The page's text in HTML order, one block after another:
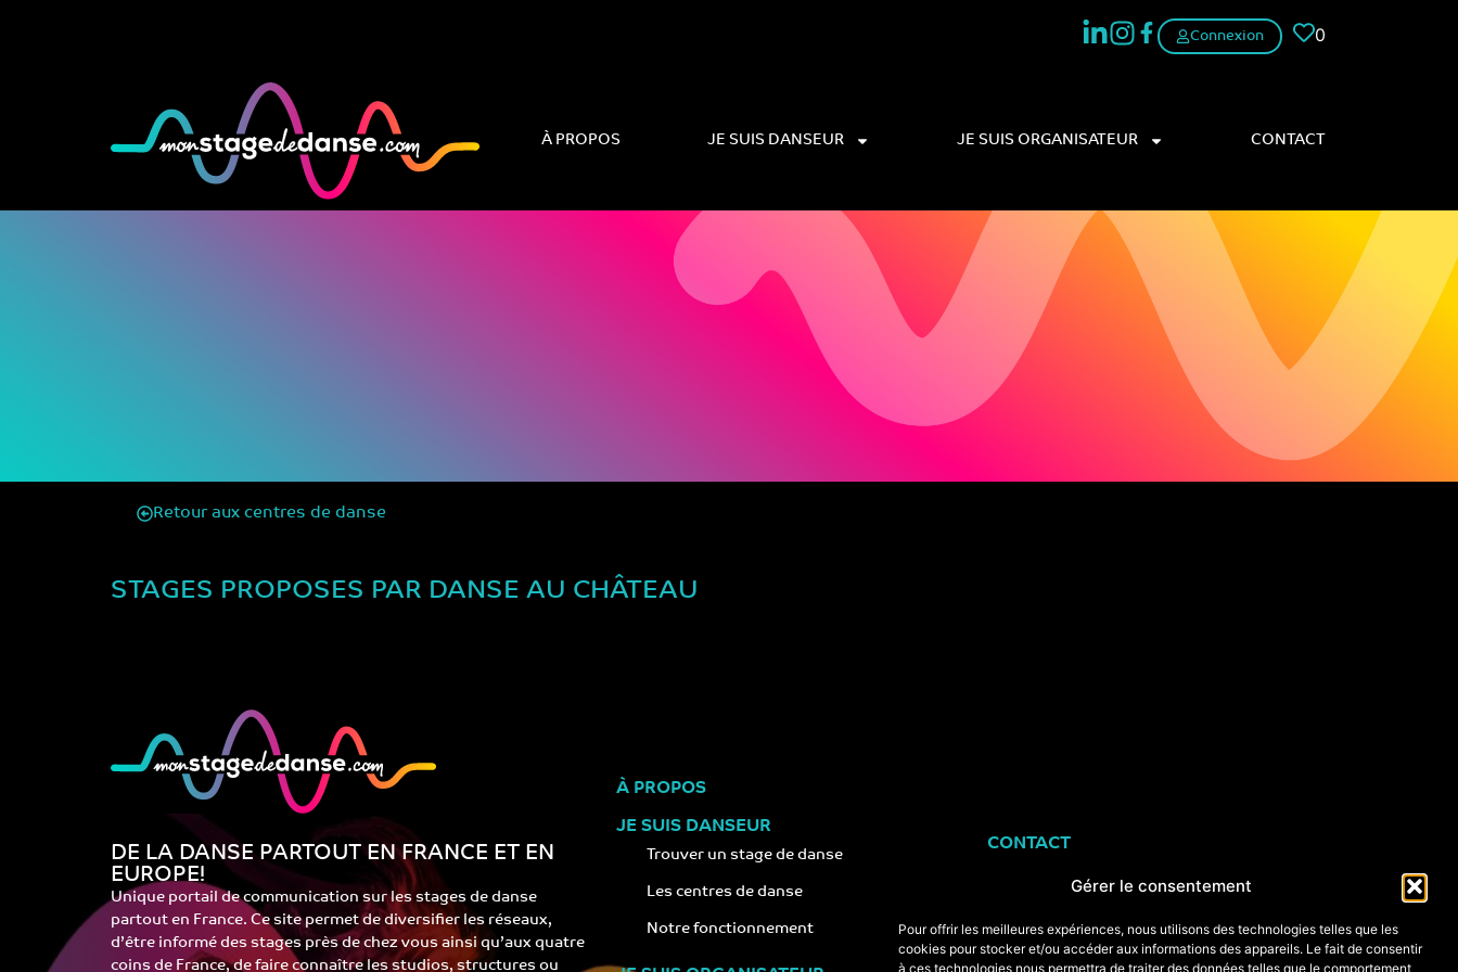
Gérer le consentement
Pour offrir les meilleures expériences, nous utilisons des technologies telles que les
cookies pour stocker et/ou accéder aux informations des appareils. Le fait de consentir
à ces technologies nous permettra de traiter des données telles que le comportement
Connexion 0
À PROPOS JE SUIS DANSEUR JE SUIS ORGANISATEUR CONTACT
Retour aux centres de danse
STAGES PROPOSES PAR DANSE AU CHÂTEAU
DE LA DANSE PARTOUT EN FRANCE ET EN
EUROPE!
Unique portail de communication sur les stages de danse
partout en France. Ce site permet de diversifier les réseaux,
d’être informé des stages près de chez vous ainsi qu’aux quatre
coins de France, de faire connaître les studios, structures ou
À PROPOS
JE SUIS DANSEUR
Trouver un stage de danse
Les centres de danse
Notre fonctionnement
CONTACT
monstagededanse@gmail.com